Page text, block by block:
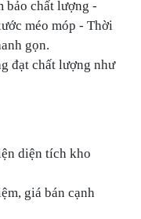
bảo chất lượng -
méo móp - Thời
gọn.
đạt chất lượng như
diện tích kho
giá bán cạnh